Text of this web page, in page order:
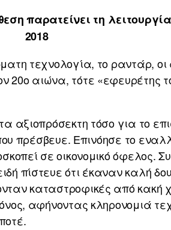
παρατείνει τη
2018
τεχνολογία, το ραντάρ, οι
αιώνα, τότε «εφευρέτης
αξιοπρόσεκτη τόσο για το
πρέσβευε. Επινόησε το
σε οικονομικό όφελος.
πίστευε ότι έκαναν καλή
καταστροφικές από κακή
αφήνοντας κληρονομιά